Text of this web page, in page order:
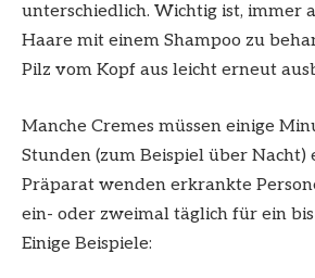
unterschiedlich. Wichtig ist, immer
Haare mit einem Shampoo zu
Pilz vom Kopf aus leicht erneut
Manche Cremes müssen einige
Stunden (zum Beispiel über Nacht)
Präparat wenden erkrankte
ein- oder zweimal täglich für ein
Einige Beispiele: